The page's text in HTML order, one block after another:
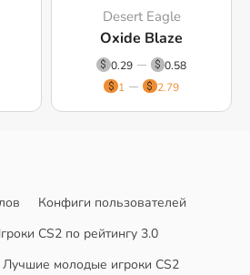
Desert Eagle
Oxide Blaze
0.29
0.58
1
2.79
Конфиги пользователей
CS2 по рейтингу 3.0
Лучшие молодые игроки CS2